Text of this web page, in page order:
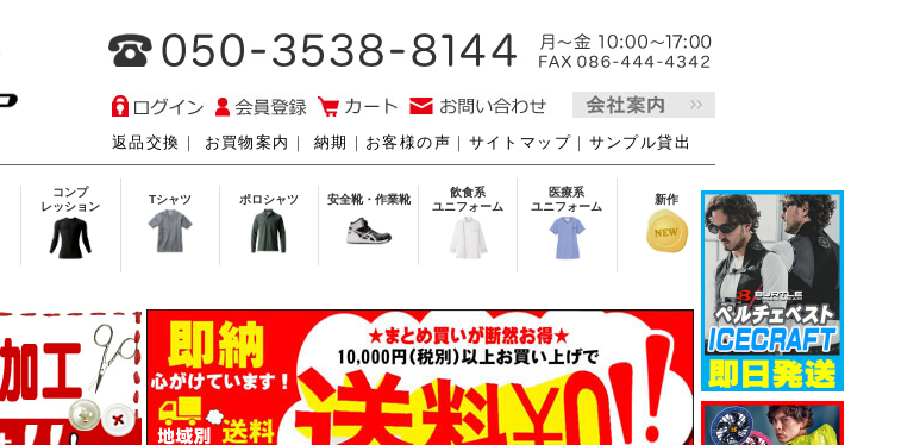
返品交換 ｜ お買物案内 ｜ 納期 ｜ お客様の声 ｜ サイトマップ ｜ サンプル貸出
コンプ
レッション
Tシャツ ポロシャツ 安全靴・作業靴
飲食系
ユニフォーム
医療系
ユニフォーム
新作